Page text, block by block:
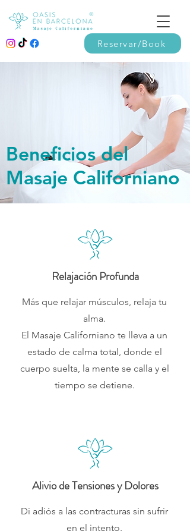
Reservar/Book
Beneficios del
Masaje Californiano
Relajación Profunda
Más que relajar músculos, relaja tu
alma.
El Masaje Californiano te lleva a un
estado de calma total, donde el
cuerpo suelta, la mente se calla y el
tiempo se detiene.
Alivio de Tensiones y Dolores
Di adiós a las contracturas sin sufrir
en el intento.